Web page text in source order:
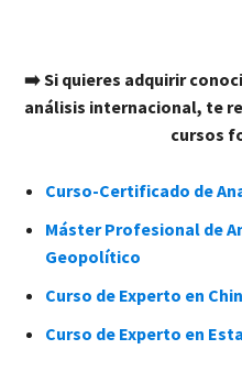
➡️ Si quieres adquirir
análisis internacional, te
cursos
Curso-Certificado de
Máster Profesional de
Geopolítico
Curso de Experto en
Curso de Experto en